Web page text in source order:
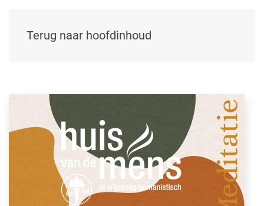
Terug naar hoofdinhoud